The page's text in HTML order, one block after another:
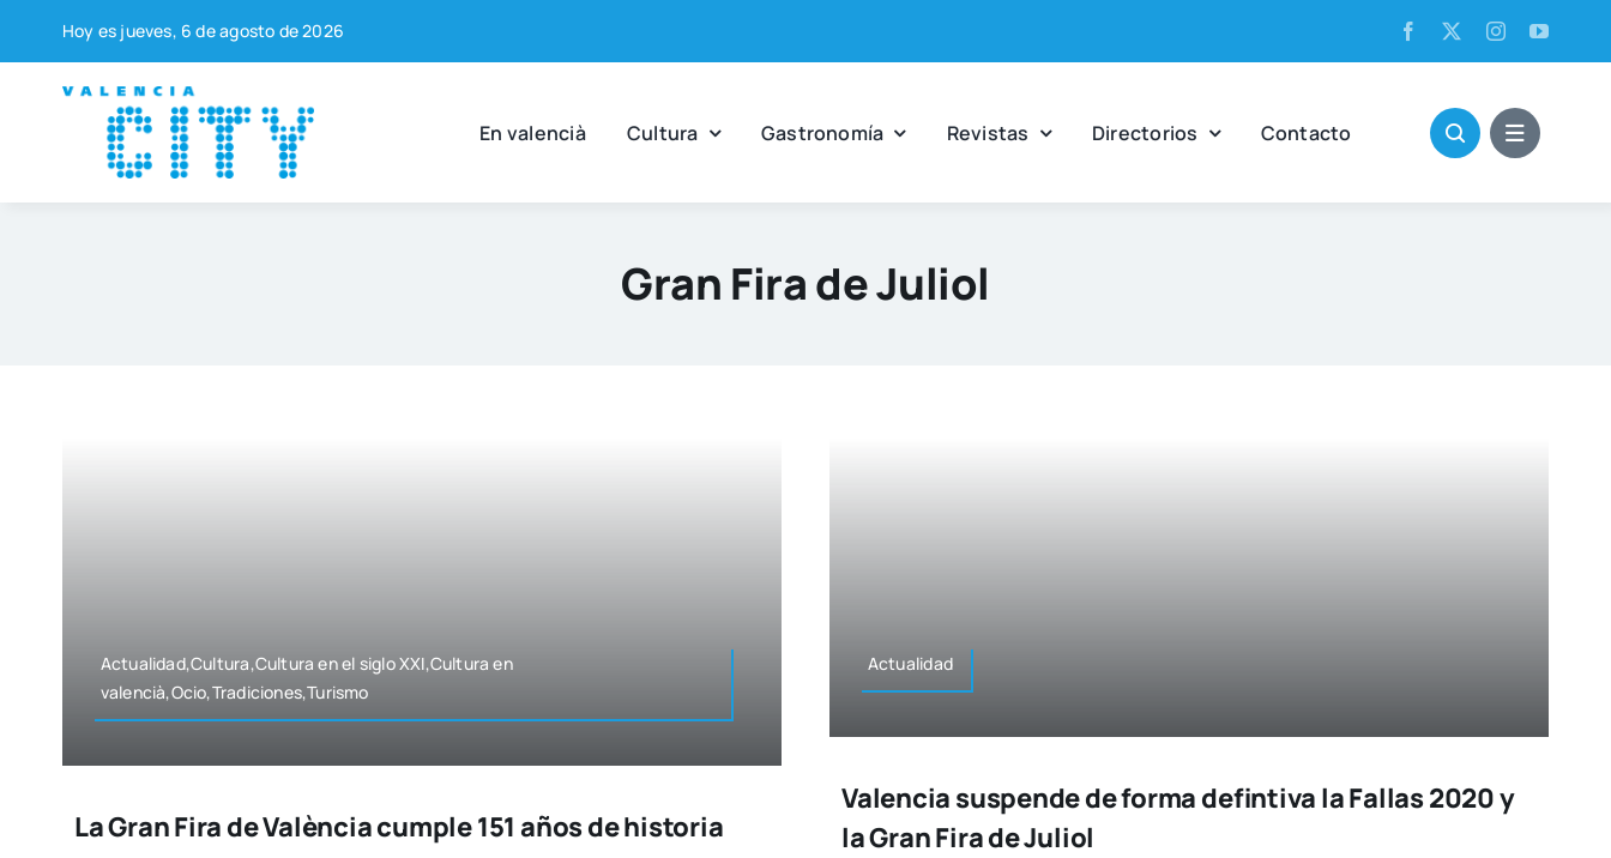
contenido
Hoy es jue­ves, 6 de agos­to de 2026
En valen­cià Cul­tu­ra Gas­tro­no­mía Revis­tas Direc­to­rios Con­tac­to
Gran Fira de Juliol
Actualidad,Cultura,Cultura en el siglo XXI,Cultura en
valencià,Ocio,Tradiciones,Turismo
La Gran Fira de València cumple 151 años de historia
Actua­li­dad
Valencia suspende de forma defintiva la Fallas 2020 y
la Gran Fira de Juliol